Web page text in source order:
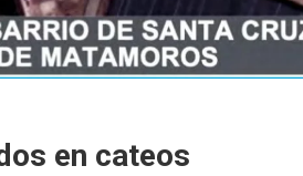
en cateos